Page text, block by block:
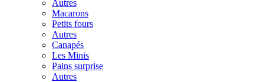
Autres
Macarons
Petits fours
Autres
Canapés
Les Minis
Pains surprise
Autres